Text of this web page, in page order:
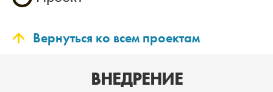
Вернуться ко всем проектам
ВНЕДРЕНИЕ